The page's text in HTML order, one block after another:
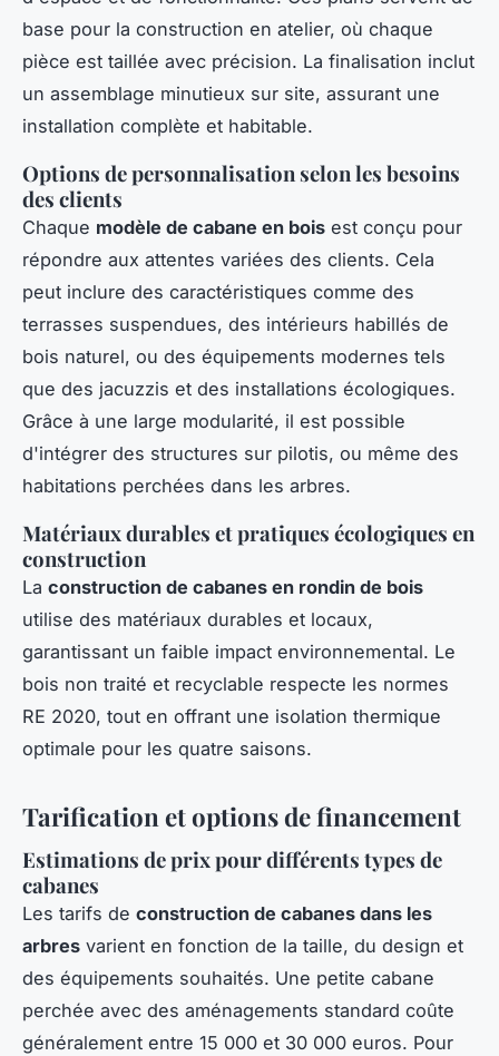
base pour la construction en atelier, où chaque
pièce est taillée avec précision. La finalisation inclut
un assemblage minutieux sur site, assurant une
installation complète et habitable.
Options de personnalisation selon les besoins
des clients
Chaque modèle de cabane en bois est conçu pour
répondre aux attentes variées des clients. Cela
peut inclure des caractéristiques comme des
terrasses suspendues, des intérieurs habillés de
bois naturel, ou des équipements modernes tels
que des jacuzzis et des installations écologiques.
Grâce à une large modularité, il est possible
d'intégrer des structures sur pilotis, ou même des
habitations perchées dans les arbres.
Matériaux durables et pratiques écologiques en
construction
La construction de cabanes en rondin de bois
utilise des matériaux durables et locaux,
garantissant un faible impact environnemental. Le
bois non traité et recyclable respecte les normes
RE 2020, tout en offrant une isolation thermique
optimale pour les quatre saisons.
Tarification et options de financement
Estimations de prix pour différents types de
cabanes
Les tarifs de construction de cabanes dans les
arbres varient en fonction de la taille, du design et
des équipements souhaités. Une petite cabane
perchée avec des aménagements standard coûte
généralement entre 15 000 et 30 000 euros. Pour